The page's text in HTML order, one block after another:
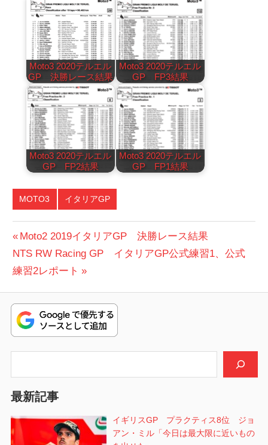
Moto3 2020テルエル
GP 決勝レース結果
Moto3 2020テルエル
GP FP3結果
Moto3 2020テルエル
GP FP2結果
Moto3 2020テルエル
GP FP1結果
MOTO3 イタリアGP
投
稿
ビ
ゲ
ー
シ
ョ
ン
前
の
投
Moto2 2019イタリアGP 決勝レース結果
次
の
稿:
NTS RW Racing GP イタリアGP公式練習1、公式
練習2レポート
最新記事
イギリスGP プラクティス8位 ジョ
アン・ミル「今日は最大限に近いもの